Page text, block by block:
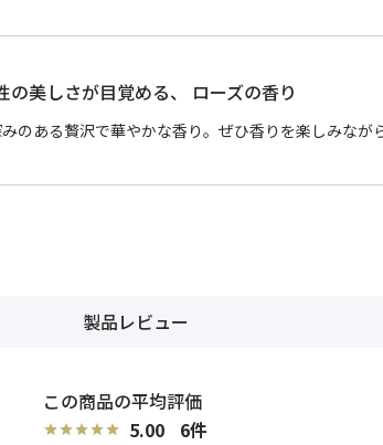
の美しさが目覚める、 ローズの香り
のある贅沢で華やかな香り。ぜひ香りを楽しみなが
製品レビュー
5.00 6